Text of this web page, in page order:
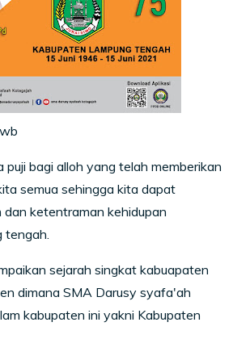
puji bagi alloh yang telah memberikan
semua sehingga kita dapat
ketentraman kehidupan
tengah.
sejarah singkat kabuapaten
dimana SMA Darusy syafa'ah
kabupaten ini yakni Kabupaten